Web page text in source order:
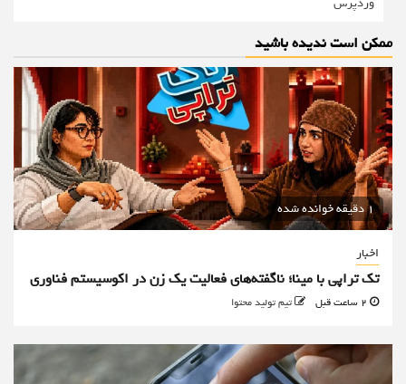
ممکن است ندیده باشید
1 دقیقه خوانده شده
اخبار
تک تراپی با مینا؛ ناگفته‌های فعالیت یک زن در اکوسیستم فناوری
تیم تولید محتوا